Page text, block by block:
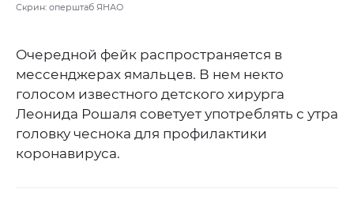
Скрин: оперштаб ЯНАО
Очередной фейк распространяется в
мессенджерах ямальцев. В нем некто
голосом известного детского хирурга
Леонида Рошаля советует употреблять с утра
головку чеснока для профилактики
коронавируса.